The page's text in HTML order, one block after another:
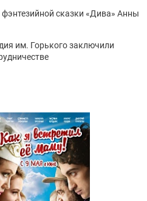
сказки «Дива» Анны
им. Горького заключили